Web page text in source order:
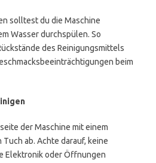
solltest du die Maschine
Wasser durchspülen. So
des Reinigungsmittels
beim
der Maschine mit einem
ab. Achte darauf, keine
Elektronik oder Öffnungen